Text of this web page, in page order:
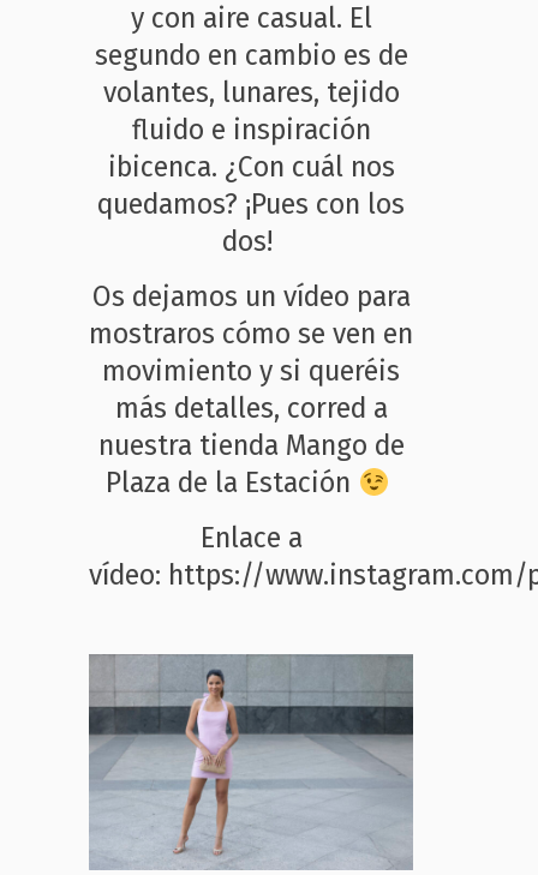
y con aire casual. El
segundo en cambio es de
volantes, lunares, tejido
fluido e inspiración
ibicenca. ¿Con cuál nos
quedamos? ¡Pues con los
dos!
Os dejamos un vídeo para
mostraros cómo se ven en
movimiento y si queréis
más detalles, corred a
nuestra tienda Mango de
Plaza de la Estación
Enlace a
vídeo: https://www.instagram.com/